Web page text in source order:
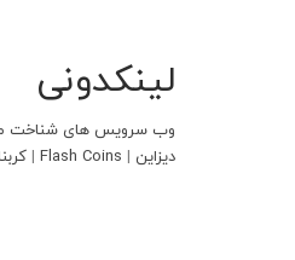
لینکدونی
وب سرویس های شناخت
دیزاین|
Flash Coins
|